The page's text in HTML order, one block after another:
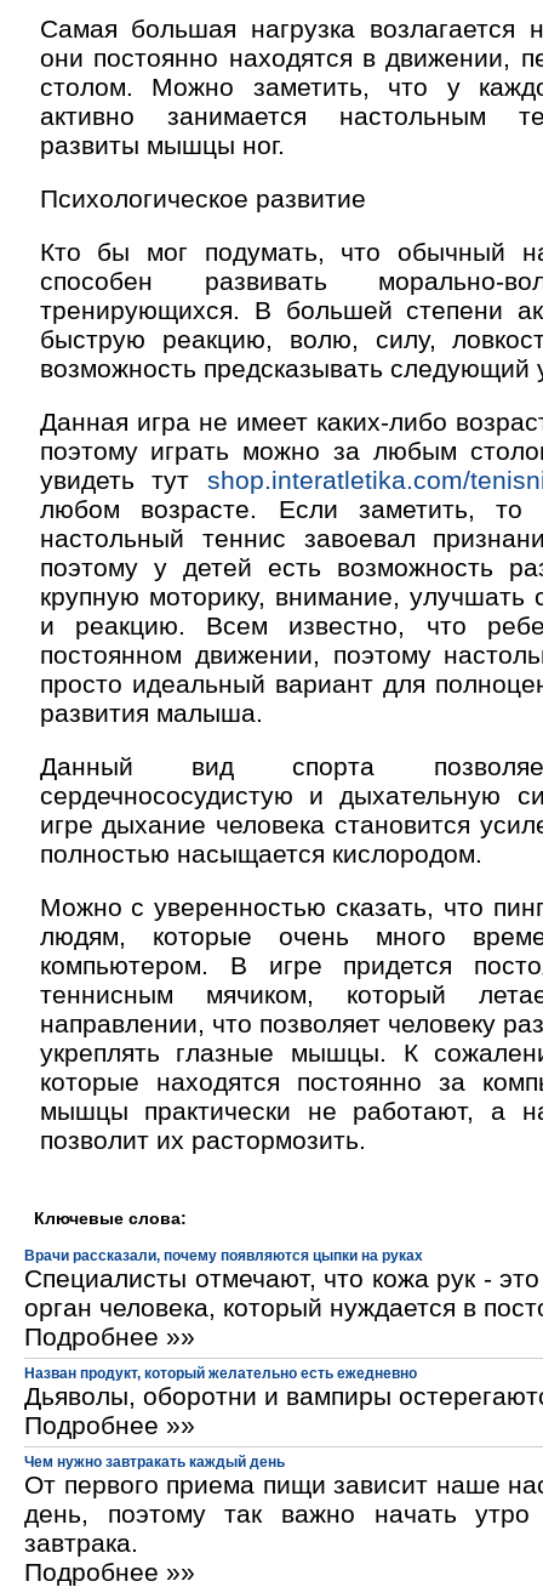
Самая большая нагрузка возлагается
они постоянно находятся в движении,
столом. Можно заметить, что у
активно занимается настольным
развиты мышцы ног.
Психологическое развитие
Кто бы мог подумать, что обычный
способен развивать морально-
тренирующихся. В большей степени
быструю реакцию, волю, силу,
возможность предсказывать следующий
Данная игра не имеет каких-либо
поэтому играть можно за любым
увидеть тут shop.interatletika.com/
любом возрасте. Если заметить, то
настольный теннис завоевал
поэтому у детей есть возможность
крупную моторику, внимание, улучшать
и реакцию. Всем известно, что
постоянном движении, поэтому
просто идеальный вариант для
развития малыша.
Данный вид спорта
сердечнососудистую и дыхательную
игре дыхание человека становится
полностью насыщается кислородом.
Можно с уверенностью сказать, что
людям, которые очень много
компьютером. В игре придется
теннисным мячиком, который
направлении, что позволяет человеку
укреплять глазные мышцы. К
которые находятся постоянно за
мышцы практически не работают, а
позволит их растормозить.
Ключевые слова:
Врачи рассказали, почему появляются цыпки на руках
Специалисты отмечают, что кожа рук -
орган человека, который нуждается в
Подробнее »»
Назван продукт, который желательно есть ежедневно
Дьяволы, оборотни и вампиры
Подробнее »»
Чем нужно завтракать каждый день
От первого приема пищи зависит наше
день, поэтому так важно начать утро
завтрака.
Подробнее »»